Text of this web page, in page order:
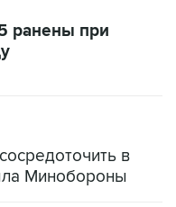
ранены при
в
Минобороны